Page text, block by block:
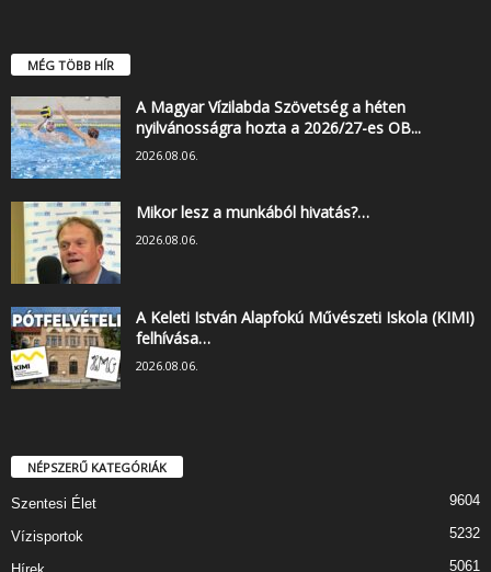
MÉG TÖBB HÍR
A Magyar Vízilabda Szövetség a héten
nyilvánosságra hozta a 2026/27-es OB...
2026.08.06.
Mikor lesz a munkából hivatás?…
2026.08.06.
A Keleti István Alapfokú Művészeti Iskola (KIMI)
felhívása…
2026.08.06.
NÉPSZERŰ KATEGÓRIÁK
Szentesi Élet 9604
Vízisportok 5232
5061